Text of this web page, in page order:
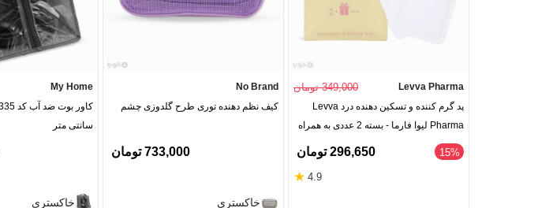
Levva Pharma 349,000 تومان
پد گرم کننده و تسکین دهنده درد Levva
Pharma لیوا فارما - بسته 2 عددی به همراه
1 عدد رایگان
‎15% 296,650 تومان
4.9
★
No Brand
کیف نظم دهنده توری طرح گلدوزی چشم
733,000 تومان
خاکستری
My Home
سانتی متر
خاکستری